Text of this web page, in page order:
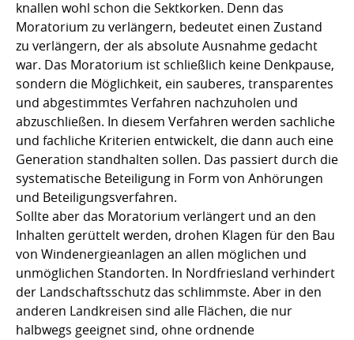
knallen wohl schon die Sektkorken. Denn das
Moratorium zu verlängern, bedeutet einen Zustand
zu verlängern, der als absolute Ausnahme gedacht
war. Das Moratorium ist schließlich keine Denkpause,
sondern die Möglichkeit, ein sauberes, transparentes
und abgestimmtes Verfahren nachzuholen und
abzuschließen. In diesem Verfahren werden sachliche
und fachliche Kriterien entwickelt, die dann auch eine
Generation standhalten sollen. Das passiert durch die
systematische Beteiligung in Form von Anhörungen
und Beteiligungsverfahren.
Sollte aber das Moratorium verlängert und an den
Inhalten gerüttelt werden, drohen Klagen für den Bau
von Windenergieanlagen an allen möglichen und
unmöglichen Standorten. In Nordfriesland verhindert
der Landschaftsschutz das schlimmste. Aber in den
anderen Landkreisen sind alle Flächen, die nur
halbwegs geeignet sind, ohne ordnende